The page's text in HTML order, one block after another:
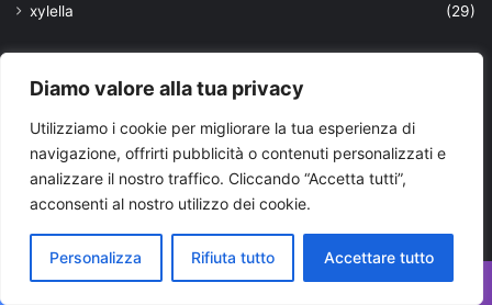
Diamo valore alla tua privacy
Utilizziamo i cookie per migliorare la tua esperienza di
navigazione, offrirti pubblicità o contenuti personalizzati e
analizzare il nostro traffico. Cliccando “Accetta tutti”,
acconsenti al nostro utilizzo dei cookie.
Personalizza Rifiuta tutto Accettare tutto
xylella
(29)